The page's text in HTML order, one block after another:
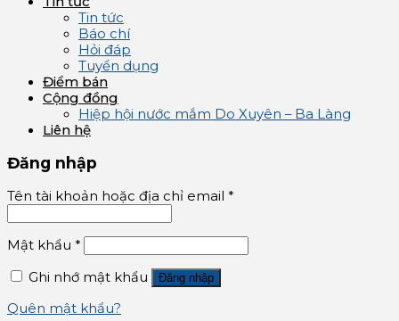
Tin tức
Báo chí
Hỏi đáp
Tuyển dụng
Điểm bán
Cộng đồng
Hiệp hội nước mắm Do Xuyên – Ba Làng
Liên hệ
Đăng nhập
Tên tài khoản hoặc địa chỉ email *
Mật khẩu *
Ghi nhớ mật khẩu Đăng nhập
Quên mật khẩu?